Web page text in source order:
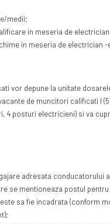
medii;
in meseria de
in meseria de electrician
vor depune la unitate
de muncitori calificati I
4 posturi electricieni) si va
adresata conducatorului
se mentioneaza postul
sa fie incadrata (conform